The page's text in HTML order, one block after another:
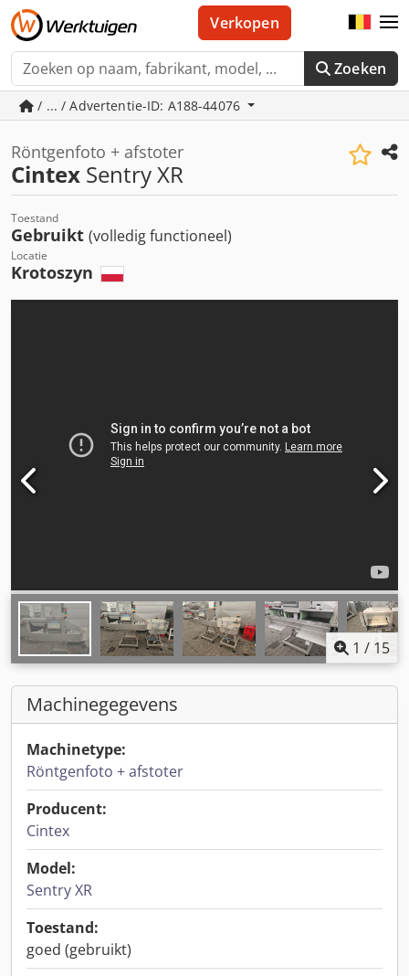
Zoeken
Verkopen
/ ... / Advertentie-ID: A188-44076
Röntgenfoto + afstoter
Cintex Sentry XR
Toestand
Gebruikt (volledig functioneel)
Locatie
Krotoszyn
1 / 15
Machinegegevens
Machinetype:
Röntgenfoto + afstoter
Producent:
Cintex
Model:
Sentry XR
Toestand:
goed (gebruikt)